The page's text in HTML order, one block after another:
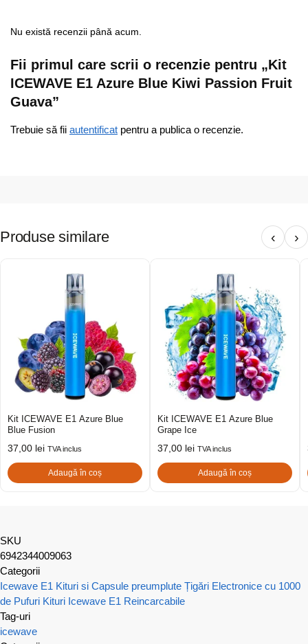
Nu există recenzii până acum.
Fii primul care scrii o recenzie pentru „Kit
ICEWAVE E1 Azure Blue Kiwi Passion Fruit
Guava”
Trebuie să fii autentificat pentru a publica o recenzie.
Produse similare ‹ ›
Kit ICEWAVE E1 Azure Blue
Blue Fusion
37,00 lei TVA inclus
Adaugă în coș
Kit ICEWAVE E1 Azure Blue
Grape Ice
37,00 lei TVA inclus
Adaugă în coș
SKU
6942344009063
Categorii
Icewave E1 Kituri si Capsule preumplute Țigări Electronice cu 1000
de Pufuri Kituri Icewave E1 Reincarcabile
Tag-uri
icewave